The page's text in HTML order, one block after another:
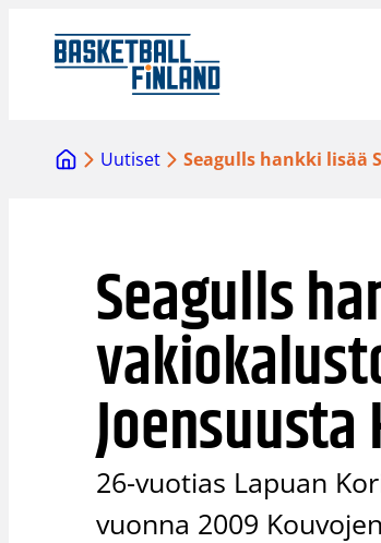
sisältöön
Uutiset Seagulls hankki lisää
Seagulls
26-vuotias Lapuan
vuonna 2009